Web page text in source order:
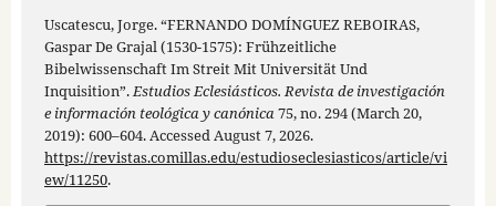
Uscatescu, Jorge. “FERNANDO DOMÍNGUEZ REBOIRAS,
Gaspar De Grajal (1530-1575): Frühzeitliche
Bibelwissenschaft Im Streit Mit Universität Und
Inquisition”.Estudios Eclesiásticos. Revista de investigación
e información teológica y canónica75, no. 294 (March 20,
2019): 600–604. Accessed August 7, 2026.
https://revistas.comillas.edu/estudioseclesiasticos/article/vi
ew/11250.